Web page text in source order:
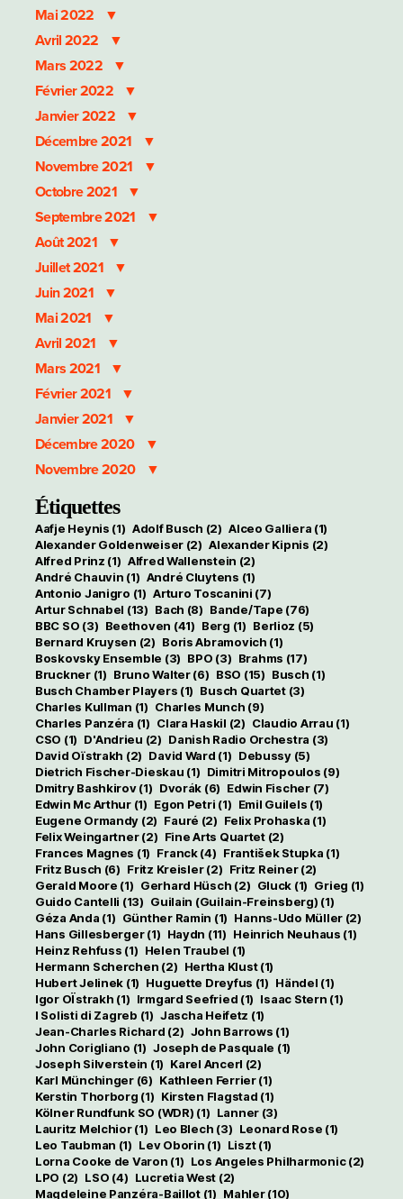
Mai 2022
Avril 2022
Mars 2022
Février 2022
Janvier 2022
Décembre 2021
Novembre 2021
Octobre 2021
Septembre 2021
Août 2021
Juillet 2021
Juin 2021
Mai 2021
Avril 2021
Mars 2021
Février 2021
Janvier 2021
Décembre 2020
Novembre 2020
Étiquettes
Aafje Heynis (1) Adolf Busch (2) Alceo Galliera (1)
Alexander Goldenweiser (2) Alexander Kipnis (2)
Alfred Prinz (1) Alfred Wallenstein (2)
André Chauvin (1) André Cluytens (1)
Antonio Janigro (1) Arturo Toscanini (7)
Artur Schnabel (13) Bach (8) Bande/Tape (76)
BBC SO (3) Beethoven (41) Berg (1) Berlioz (5)
Bernard Kruysen (2) Boris Abramovich (1)
Boskovsky Ensemble (3) BPO (3) Brahms (17)
Bruckner(1) Bruno Walter(6) BSO (15) Busch (1)
Busch Chamber Players (1) Busch Quartet(3)
Charles Kullman (1) Charles Munch (9)
Charles Panzéra (1) Clara Haskil (2) Claudio Arrau (1)
CSO (1) D'Andrieu (2) Danish Radio Orchestra (3)
David Oïstrakh (2) David Ward (1) Debussy(5)
Dietrich Fischer-Dieskau (1) Dimitri Mitropoulos (9)
Dmitry Bashkirov(1) Dvorák (6) Edwin Fischer(7)
Edwin Mc Arthur(1) Egon Petri (1) Emil Guilels (1)
Eugene Ormandy (2) Fauré (2) Felix Prohaska (1)
Felix Weingartner(2) Fine Arts Quartet(2)
Frances Magnes (1) Franck(4) František Stupka (1)
Fritz Busch (6) Fritz Kreisler(2) Fritz Reiner(2)
Gerald Moore (1) Gerhard Hüsch (2) Gluck (1) Grieg (1)
Guido Cantelli (13) Guilain (Guilain-Freinsberg) (1)
Géza Anda (1) Günther Ramin (1) Hanns-Udo Müller (2)
Hans Gillesberger(1) Haydn (11) Heinrich Neuhaus (1)
Heinz Rehfuss (1) Helen Traubel (1)
Hermann Scherchen (2) Hertha Klust(1)
Hubert Jelinek (1) Huguette Dreyfus (1) Händel (1)
Igor OÏstrakh (1) Irmgard Seefried (1) Isaac Stern (1)
I Solisti di Zagreb (1) Jascha Heifetz (1)
Jean-Charles Richard (2) John Barrows (1)
John Corigliano (1) Joseph de Pasquale (1)
Joseph Silverstein (1) Karel Ancerl (2)
Karl Münchinger(6) Kathleen Ferrier(1)
Kerstin Thorborg (1) Kirsten Flagstad (1)
Kölner Rundfunk SO (WDR) (1) Lanner (3)
Lauritz Melchior(1) Leo Blech (3) Leonard Rose (1)
Leo Taubman (1) Lev Oborin (1) Liszt(1)
Lorna Cooke de Varon (1) Los Angeles Philharmonic(2)
LPO (2) LSO (4) Lucretia West (2)
Magdeleine Panzéra-Baillot(1) Mahler(10)